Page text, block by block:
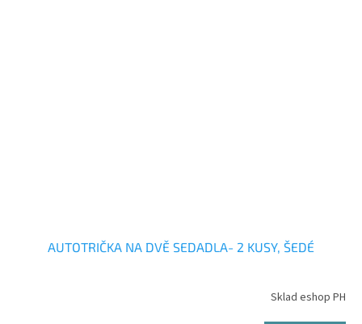
AUTOTRIČKA NA DVĚ SEDADLA- 2 KUSY, ŠEDÉ
Sklad eshop PH